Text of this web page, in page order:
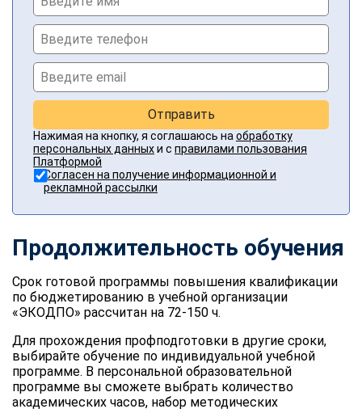
Отправить
Нажимая на кнопку, я соглашаюсь на обработку
персональных данныхи с правилами пользования
Платформой
Согласен на получение информационной и
рекламной рассылки
Продолжительность обучения
Срок готовой программы повышения квалификации
по бюджетированию в учебной организации
«ЭКОДПО» рассчитан на 72-150 ч.
Для прохождения профподготовки в другие сроки,
выбирайте обучение по индивидуальной учебной
программе. В персональной образовательной
программе вы сможете выбрать количество
академических часов, набор методических